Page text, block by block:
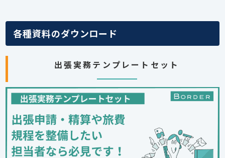
各種資料のダウンロード
出張実務テンプレートセット